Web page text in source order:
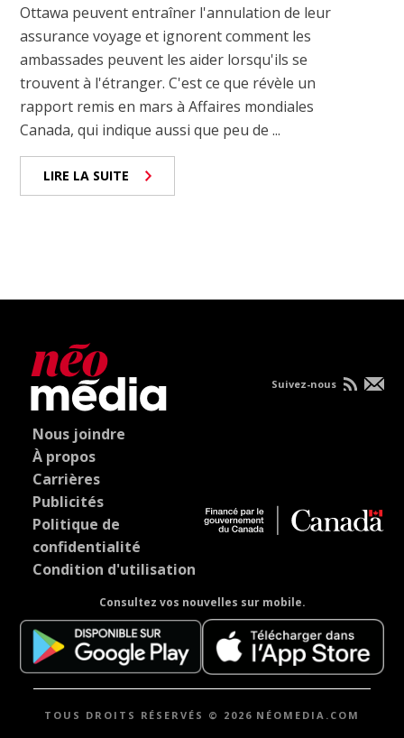
Ottawa peuvent entraîner l'annulation de leur
assurance voyage et ignorent comment les
ambassades peuvent les aider lorsqu'ils se
trouvent à l'étranger. C'est ce que révèle un
rapport remis en mars à Affaires mondiales
Canada, qui indique aussi que peu de ...
LIRE LA SUITE
Nous joindre
À propos
Carrières
Publicités
Politique de
confidentialité
Condition d'utilisation
Consultez vos nouvelles sur mobile.
Suivez-nous
TOUS DROITS RÉSERVÉS © 2026 NÉOMEDIA.COM